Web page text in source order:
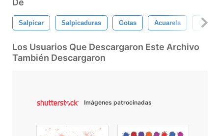
De
Salpicar Salpicaduras Gotas Acuarela Cepillo
Los Usuarios Que Descargaron Este Archivo
También Descargaron
Imágenes patrocinadas